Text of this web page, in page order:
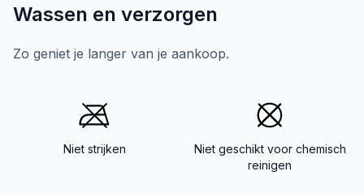
Wassen en verzorgen
Zo geniet je langer van je aankoop.
Niet strijken
Niet geschikt voor chemisch
reinigen